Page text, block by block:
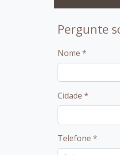
Pergunte
Nome *
Cidade *
Telefone *